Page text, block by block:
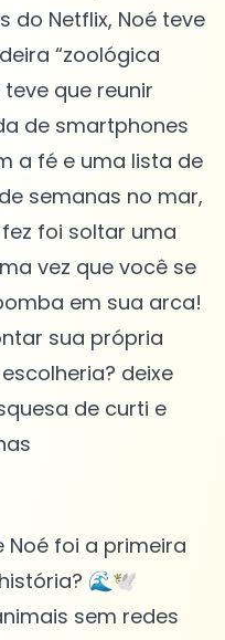
do Netflix, Noé teve
“zoológica
teve que reunir
de smartphones
a fé e uma lista de
semanas no mar,
foi soltar uma
vez que você se
em sua arca!
sua própria
deixe
de curti e
Noé foi a primeira
🌊🕊️
sem redes